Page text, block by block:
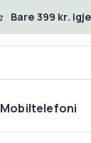
Bare 399 kr.
Mobiltelefoni